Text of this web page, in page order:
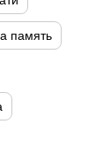
память